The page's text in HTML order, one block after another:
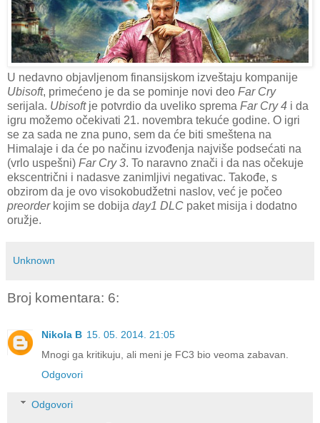
U nedavno objavljenom finansijskom izveštaju kompanije
Ubisoft, primećeno je da se pominje novi deo Far Cry
serijala. Ubisoft je potvrdio da uveliko sprema Far Cry 4 i da
igru možemo očekivati 21. novembra tekuće godine. O igri
se za sada ne zna puno, sem da će biti smeštena na
Himalaje i da će po načinu izvođenja najviše podsećati na
(vrlo uspešni) Far Cry 3. To naravno znači i da nas očekuje
ekscentrični i nadasve zanimljivi negativac. Takođe, s
obzirom da je ovo visokobudžetni naslov, već je počeo
preorder kojim se dobija day1 DLC paket misija i dodatno
oružje.
Unknown
Broj komentara: 6:
Nikola B 15. 05. 2014. 21:05
Mnogi ga kritikuju, ali meni je FC3 bio veoma zabavan.
Odgovori
Odgovori